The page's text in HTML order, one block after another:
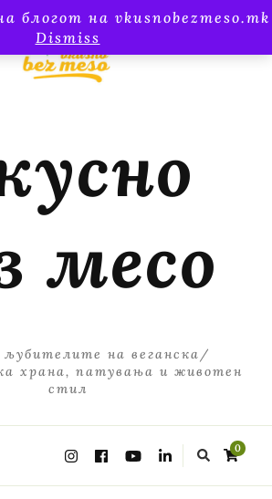
блогот на vkusnobezmeso.mk
Dismiss
месо
на веганска/
храна, патувања и животен
стил
0